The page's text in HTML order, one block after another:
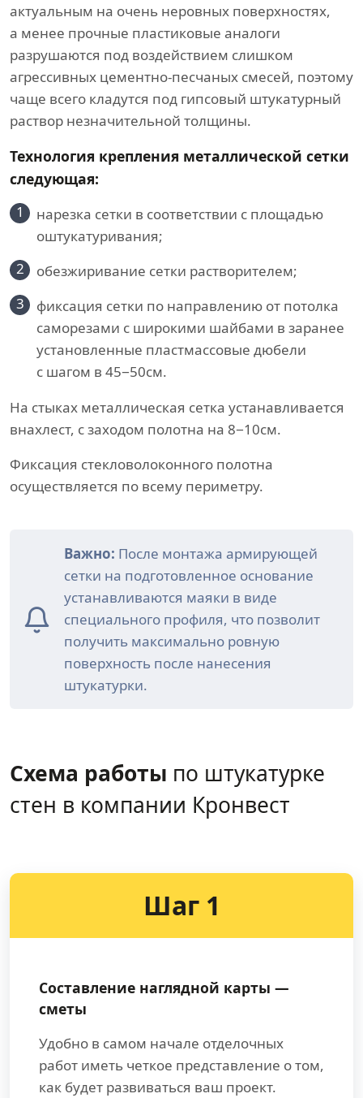
актуальным на очень неровных поверхностях,
а менее прочные пластиковые аналоги
разрушаются под воздействием слишком
агрессивных цементно-песчаных смесей, поэтому
чаще всего кладутся под гипсовый штукатурный
раствор незначительной толщины.
Технология крепления металлической сетки
следующая:
1
нарезка сетки в соответствии с площадью
оштукатуривания;
2
обезжиривание сетки растворителем;
3
фиксация сетки по направлению от потолка
саморезами с широкими шайбами в заранее
установленные пластмассовые дюбели
с шагом в 45−50см.
На стыках металлическая сетка устанавливается
внахлест, с заходом полотна на 8−10см.
Фиксация стекловолоконного полотна
осуществляется по всему периметру.
Важно: После монтажа армирующей
сетки на подготовленное основание
устанавливаются маяки в виде
специального профиля, что позволит
получить максимально ровную
поверхность после нанесения
штукатурки.
Схема работы по штукатурке
стен в компании Кронвест
Шаг 1
Составление наглядной карты —
сметы
Удобно в самом начале отделочных
работ иметь четкое представление о том,
как будет развиваться ваш проект.